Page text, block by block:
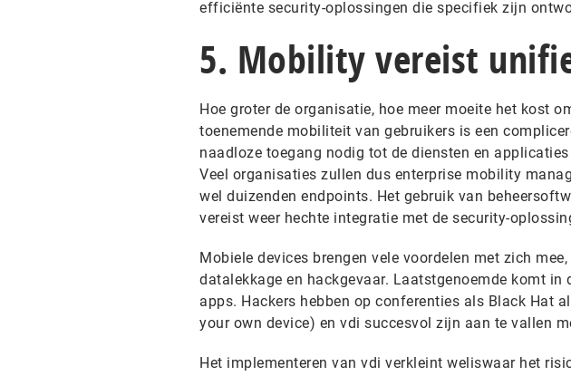
efficiënte security-oplossingen die specifiek zijn
5. Mobility vereist
Hoe groter de organisatie, hoe meer moeite het kost
toenemende mobiliteit van gebruikers is een
naadloze toegang nodig tot de diensten en
Veel organisaties zullen dus enterprise mobility
wel duizenden endpoints. Het gebruik van
vereist weer hechte integratie met de security-
Mobiele devices brengen vele voordelen met zich
datalekkage en hackgevaar. Laatstgenoemde komt
apps. Hackers hebben op conferenties als Black Hat al
your own device) en vdi succesvol zijn aan te vallen
Het implementeren van vdi verkleint weliswaar het